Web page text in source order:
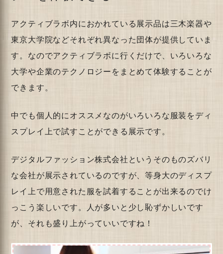
アクティブラボ内におかれている展示品は三木楽器や
東京大学院などそれぞれ異なった団体が提供していま
す。なのでアクティブラボに行くだけで、いろいろな
大学や企業のテクノロジーをまとめて体験することが
できます。
中でも個人的にオススメなのがいろいろな服装をディ
スプレイ上で試すことができる展示です。
デジタルファッション株式会社というそのものズバリ
な会社が展示されているのですが、等身大のディスプ
レイ上で用意された服を試着することが出来るのでけ
っこう楽しいです。人が多いと少し恥ずかしいです
が、それも盛り上がっていいですね！